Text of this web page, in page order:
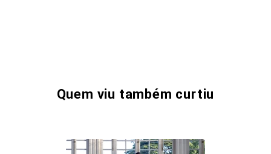
Quem viu também curtiu